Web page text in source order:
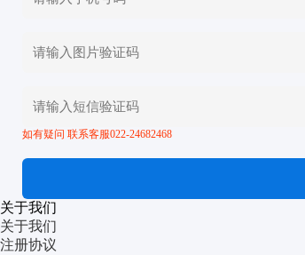
如有疑问 联系客服022-24682468
关于我们
关于我们
注册协议